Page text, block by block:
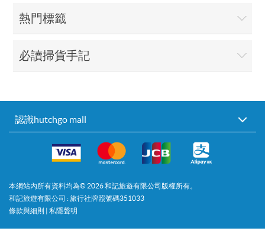
熱門標籤
必讀掃貨手記
認識hutchgo mall
本網站內所有資料均為© 2026和記旅遊有限公司版權所有。
和記旅遊有限公司 : 旅行社牌照號碼351033
條款與細則 | 私隱聲明